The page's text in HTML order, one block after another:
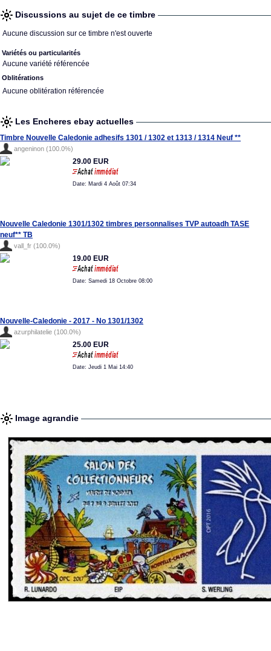
Discussions au sujet de ce timbre
Aucune discussion sur ce timbre n'est ouverte
Variétés ou particularités
Aucune variété référencée
Oblitérations
Aucune oblitération référencée
Les Encheres ebay actuelles
Timbre Nouvelle Caledonie adhesifs 1301 / 1302 et 1313 / 1314 Neuf **
angeninon (100.0%)
29.00 EUR
Date: Mardi 4 Août 07:34
Nouvelle Caledonie 1301/1302 timbres personnalises TVP autoadh TASE
neuf** TB
vall_fr (100.0%)
19.00 EUR
Date: Samedi 18 Octobre 08:00
Nouvelle-Caledonie - 2017 - No 1301/1302
azurphilatelie (100.0%)
25.00 EUR
Date: Jeudi 1 Mai 14:40
Image agrandie